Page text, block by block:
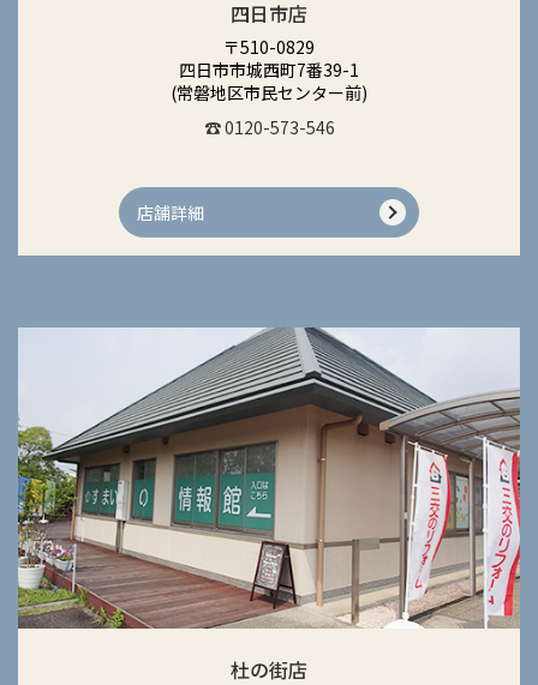
四日市店
〒510-0829
四日市市城西町7番39-1
(常磐地区市民センター前)
☎ 0120-573-546
店舗詳細
杜の街店